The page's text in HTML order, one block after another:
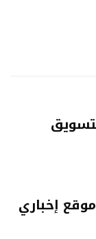
إخباري